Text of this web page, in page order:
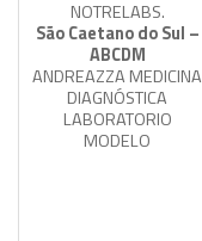
NOTRELABS.
São Caetano do Sul –
ABCDM
ANDREAZZA MEDICINA
DIAGNÓSTICA
LABORATORIO
MODELO